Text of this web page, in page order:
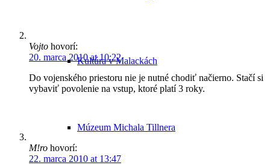
Kultúra v Malackách
Múzeum Michala Tillnera
Vojto hovorí:
20. marca 2010 at 10:22
Do vojenského priestoru nie je nutné chodiť načierno. Stačí si
vybaviť povolenie na vstup, ktoré platí 3 roky.
M!ro hovorí:
22. marca 2010 at 13:47